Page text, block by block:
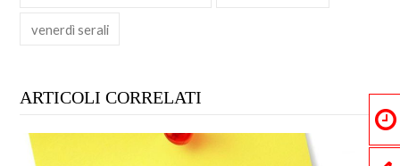
venerdì serali
ARTICOLI CORRELATI